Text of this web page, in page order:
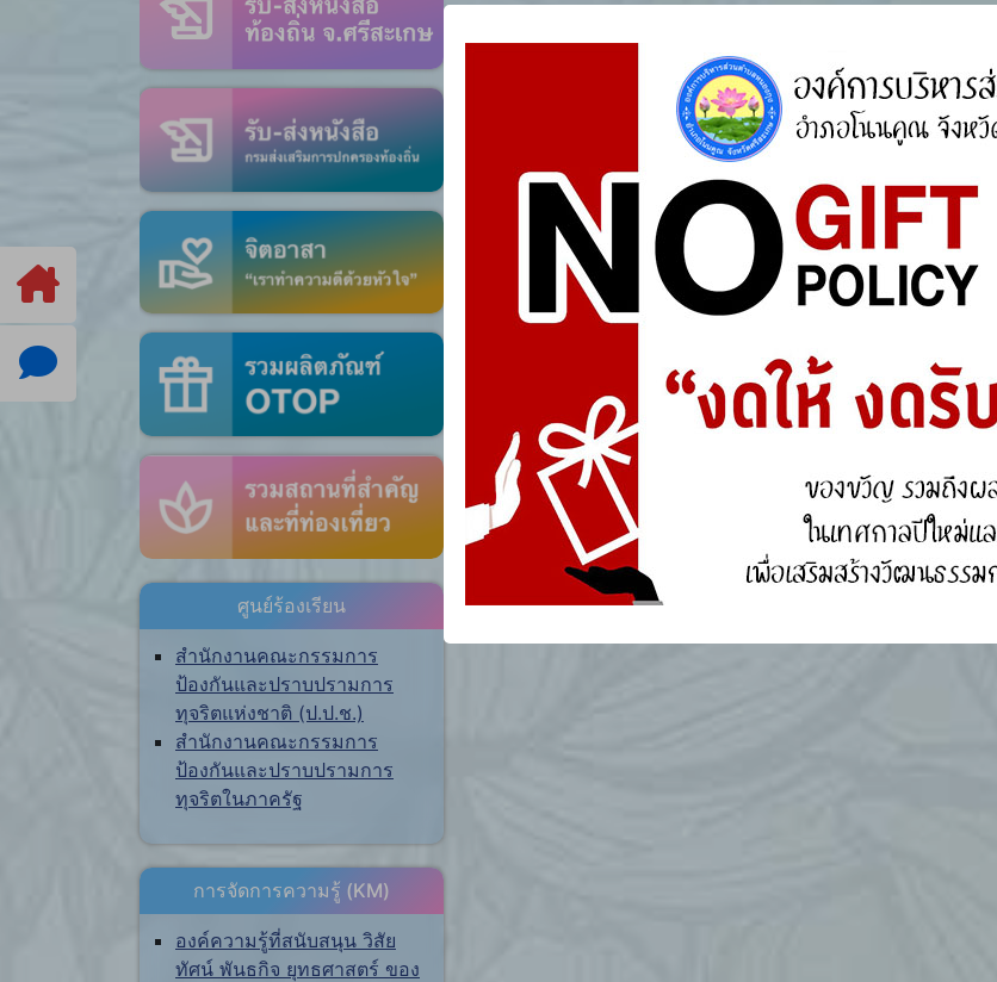
ศูนย์ร้องเรียน
สำนักงานคณะกรรมการ
ป้องกันและปราบปรามการ
ทุจริตแห่งชาติ (ป.ป.ช.)
สำนักงานคณะกรรมการ
ป้องกันและปราบปรามการ
ทุจริตในภาครัฐ
การจัดการความรู้ (KM)
องค์ความรู้ที่สนับสนุน วิสัย
ทัศน์ พันธกิจ ยุทธศาสตร์ ของ